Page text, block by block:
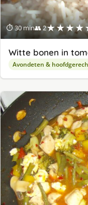
⏱ 30 min👥 2
Witte bonen in
Avondeten &